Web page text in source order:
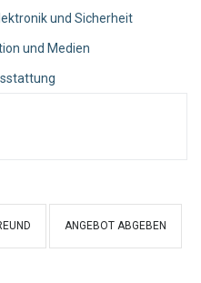
und Sicherheit
und Medien
ANGEBOT ABGEBEN